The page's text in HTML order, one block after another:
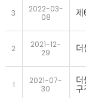
3
2022-03-
08
제
2
2021-12-
29
1
2021-07-
30
구